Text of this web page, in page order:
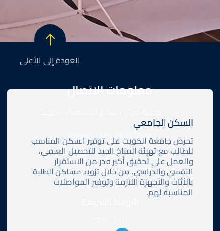
السكن الجامعي
تحرص جامعة الكويت على توفير السكن المناسب
للطالب مع تهيئة المناخ الجيد للتحصيل العلمي،
والعمل على تحقيق أكبر قدر من الاستقرار
النفسي والدراسي، من خلال تزويد مساكن الطلبة
بالأثاث والأجهزة اللازمة وتوفير المواصلات
المناسبة لهم.
العودة إلى الأعلى
معلومات الاتصال
Phone: +965 2498 8888
خريطة الحرم الجامعي
Footer